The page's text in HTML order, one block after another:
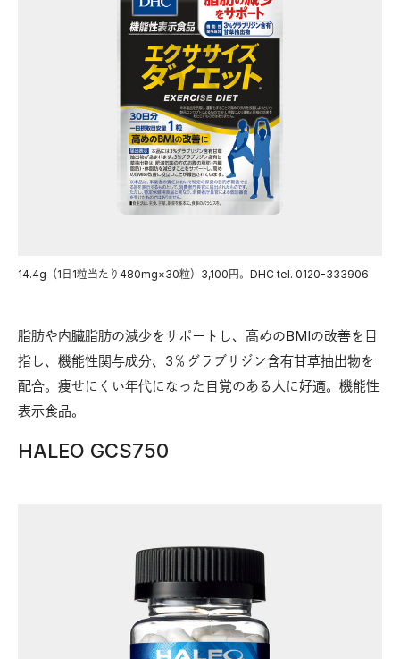
14.4g（1日1粒当たり480mg×30粒）3,100円。DHC tel. 0120-333906
脂肪や内臓脂肪の減少をサポートし、高めのBMIの改善を目
指し、機能性関与成分、3％グラブリジン含有甘草抽出物を
配合。痩せにくい年代になった自覚のある人に好適。機能性
表示食品。
HALEO GCS750